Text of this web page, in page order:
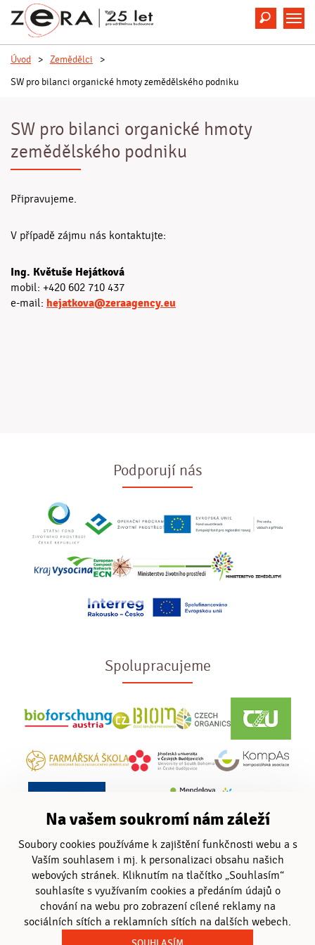
Hledat
Úvod > Zemědělci
>
SW pro bilanci organické hmoty zemědělského podniku
SW pro bilanci organické hmoty
zemědělského podniku
Připravujeme.
V případě zájmu nás kontaktujte:
Ing. Květuše Hejátková
mobil: +420 602 710 437
e-mail: hejatkova@zeraagency.eu
Podporují nás
Spolupracujeme
Na vašem soukromí nám záleží
Soubory cookies používáme k zajištění funkčnosti webu a s
Vaším souhlasem i mj. k personalizaci obsahu našich
webových stránek. Kliknutím na tlačítko „Souhlasím“
souhlasíte s využívaním cookies a předáním údajů o
chování na webu pro zobrazení cílené reklamy na
sociálních sítích a reklamních sítích na dalších webech.